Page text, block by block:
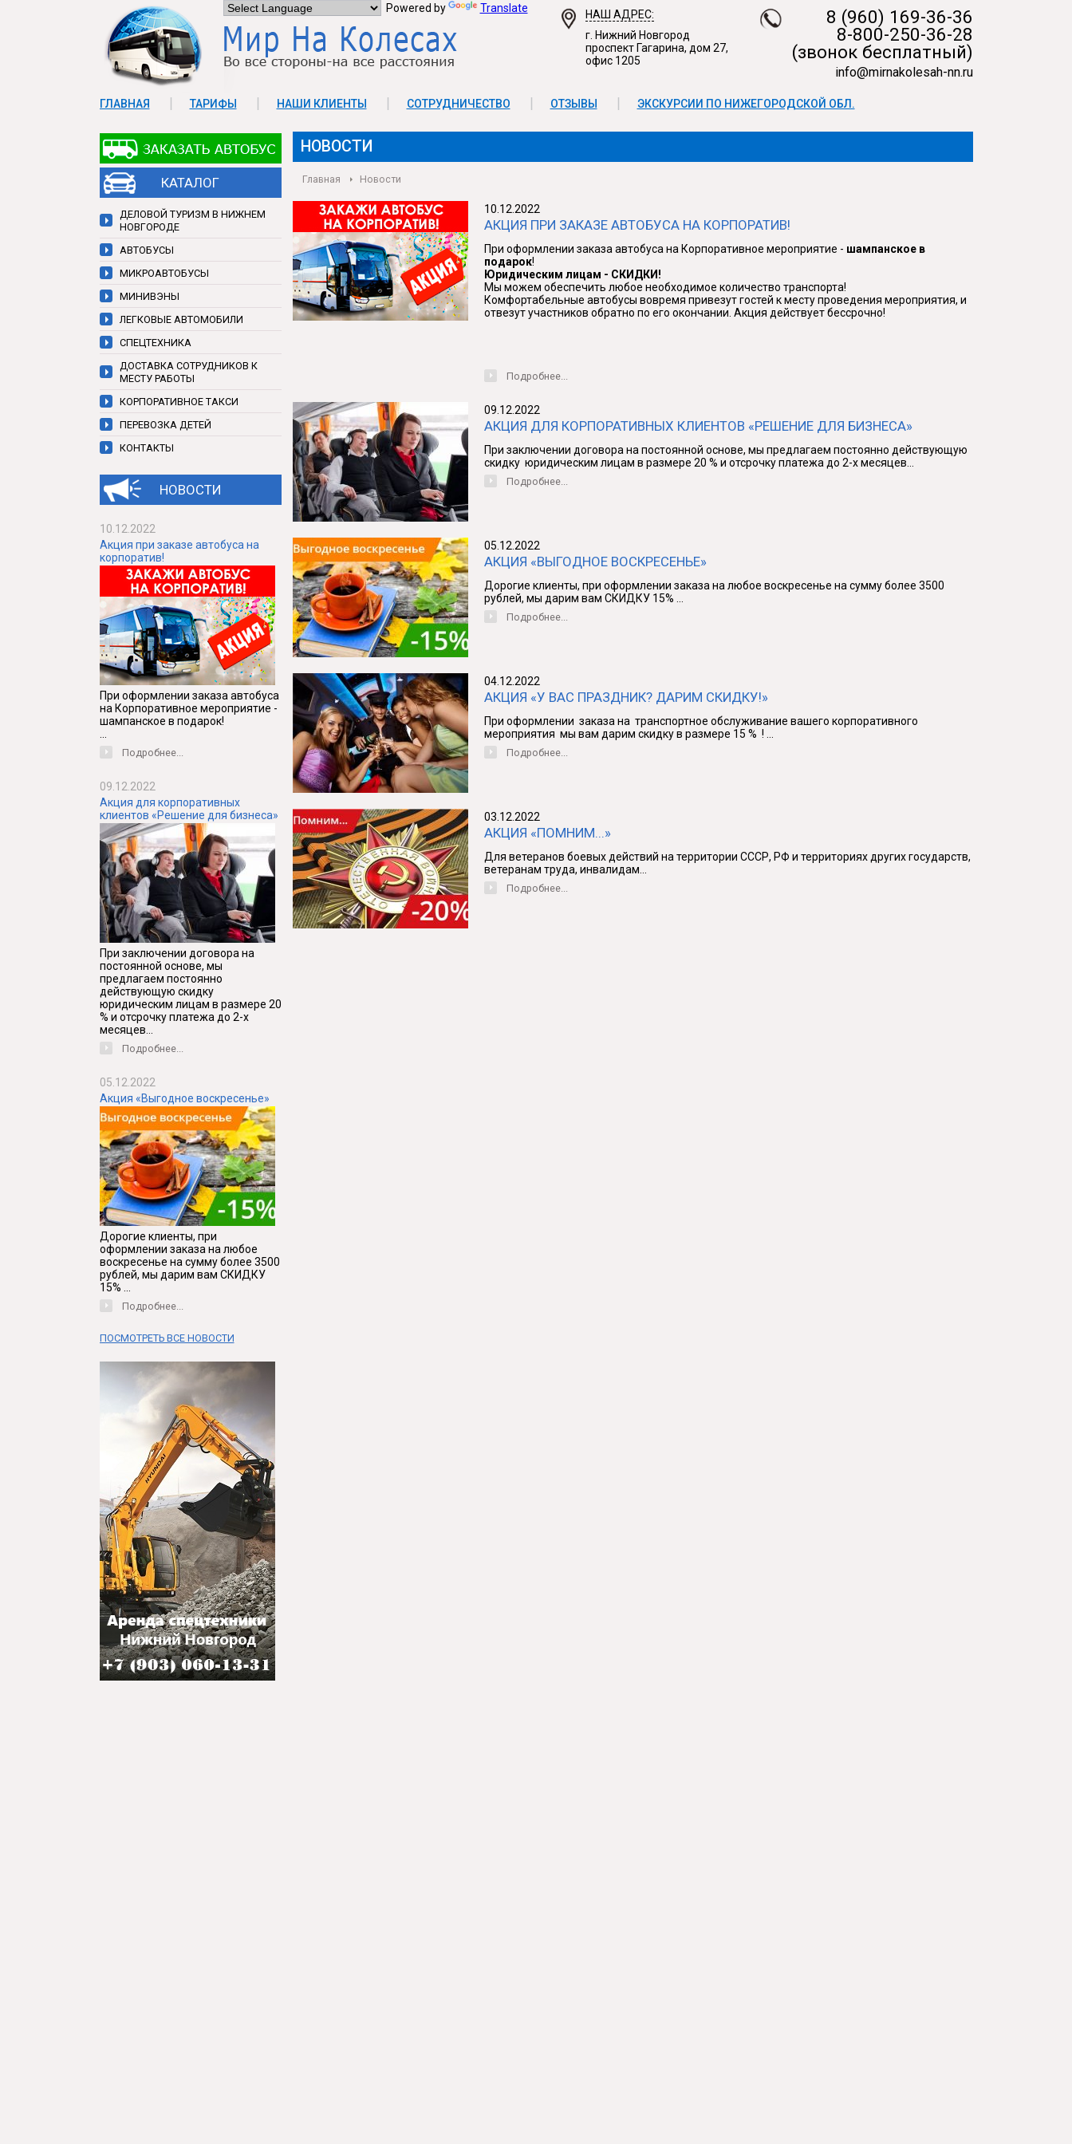
8 (960) 169-36-36
8-800-250-36-28
(звонок бесплатный)
info@mirnakolesah-nn.ru
НАШ АДРЕС:
г. Нижний Новгород
проспект Гагарина, дом 27,
офис 1205
ГЛАВНАЯ ТАРИФЫ НАШИ КЛИЕНТЫ СОТРУДНИЧЕСТВО ОТЗЫВЫ ЭКСКУРСИИ ПО НИЖЕГОРОДСКОЙ ОБЛ.
КОНТАКТЫ
Powered by Translate
НОВОСТИ
Главная Новости
10.12.2022
АКЦИЯ ПРИ ЗАКАЗЕ АВТОБУСА НА КОРПОРАТИВ!
При оформлении заказа автобуса на Корпоративное мероприятие - шампанское в
подарок!
Юридическим лицам - СКИДКИ!
Мы можем обеспечить любое необходимое количество транспорта!
Комфортабельные автобусы вовремя привезут гостей к месту проведения мероприятия, и
отвезут участников обратно по его окончании. Акция действует бессрочно!
Подробнее...
09.12.2022
АКЦИЯ ДЛЯ КОРПОРАТИВНЫХ КЛИЕНТОВ «РЕШЕНИЕ ДЛЯ БИЗНЕСА»
При заключении договора на постоянной основе, мы предлагаем постоянно действующую
скидку юридическим лицам в размере 20 % и отсрочку платежа до 2-х месяцев...
Подробнее...
05.12.2022
АКЦИЯ «ВЫГОДНОЕ ВОСКРЕСЕНЬЕ»
Дорогие клиенты, при оформлении заказа на любое воскресенье на сумму более 3500
рублей, мы дарим вам СКИДКУ 15% ...
Подробнее...
04.12.2022
АКЦИЯ «У ВАС ПРАЗДНИК? ДАРИМ СКИДКУ!»
При оформлении заказа на транспортное обслуживание вашего корпоративного
мероприятия мы вам дарим скидку в размере 15 % ! ...
Подробнее...
03.12.2022
АКЦИЯ «ПОМНИМ...»
Для ветеранов боевых действий на территории СССР, РФ и территориях других государств,
ветеранам труда, инвалидам...
Подробнее...
КАТАЛОГ
ДЕЛОВОЙ ТУРИЗМ В НИЖНЕМ
НОВГОРОДЕ
АВТОБУСЫ
МИКРОАВТОБУСЫ
МИНИВЭНЫ
ЛЕГКОВЫЕ АВТОМОБИЛИ
СПЕЦТЕХНИКА
ДОСТАВКА СОТРУДНИКОВ К
МЕСТУ РАБОТЫ
КОРПОРАТИВНОЕ ТАКСИ
ПЕРЕВОЗКА ДЕТЕЙ
КОНТАКТЫ
НОВОСТИ
10.12.2022
Акция при заказе автобуса на
корпоратив!
При оформлении заказа автобуса
на Корпоративное мероприятие -
шампанское в подарок!
Подробнее...
09.12.2022
Акция для корпоративных
клиентов «Решение для бизнеса»
При заключении договора на
постоянной основе, мы
предлагаем постоянно
действующую скидку
юридическим лицам в размере 20
% и отсрочку платежа до 2-х
месяцев...
Подробнее...
05.12.2022
Акция «Выгодное воскресенье»
Дорогие клиенты, при
оформлении заказа на любое
воскресенье на сумму более 3500
рублей, мы дарим вам СКИДКУ
15% ...
Подробнее...
ПОСМОТРЕТЬ ВСЕ НОВОСТИ